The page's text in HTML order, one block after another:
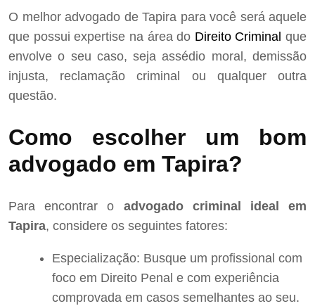
O melhor advogado de Tapira para você será aquele
que possui expertise na área do Direito Criminal que
envolve o seu caso, seja assédio moral, demissão
injusta, reclamação criminal ou qualquer outra
questão.
Como escolher um bom
advogado em Tapira?
Para encontrar o advogado criminal ideal em
Tapira, considere os seguintes fatores:
Especialização: Busque um profissional com
foco em Direito Penal e com experiência
comprovada em casos semelhantes ao seu.